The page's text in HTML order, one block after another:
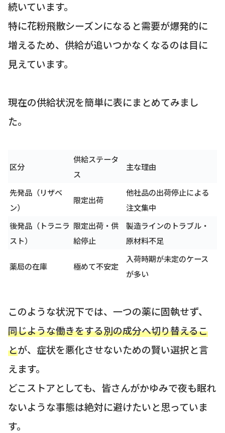
続いています。
特に花粉飛散シーズンになると需要が爆発的に
増えるため、供給が追いつかなくなるのは目に
見えています。
現在の供給状況を簡単に表にまとめてみまし
た。
区分
供給ステータ
ス
主な理由
先発品（リザベ
ン）
限定出荷
他社品の出荷停止による
注文集中
後発品（トラニラ
スト）
限定出荷・供
給停止
製造ラインのトラブル・
原材料不足
薬局の在庫 極めて不安定
入荷時期が未定のケース
が多い
このような状況下では、一つの薬に固執せず、
同じような働きをする別の成分へ切り替えるこ
とが、症状を悪化させないための賢い選択と言
えます。
どこストアとしても、皆さんがかゆみで夜も眠れ
ないような事態は絶対に避けたいと思っていま
す。